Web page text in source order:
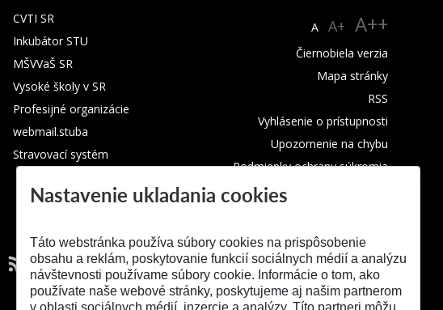
CVTI SR
Inkubátor STU
MŠVVaŠ SR
Vysoké školy v SR
Profesijné organizácie
webmail.stuba
Stravovací systém
A A+ A++
Čiernobiela verzia
Mapa stránky
RSS
Vyhlásenie o prístupnosti
Upozornenie na chybu
Podmienky ochrany súkromia
Nastavenie ukladania cookies
Táto webstránka používa súbory cookies na prispôsobenie
obsahu a reklám, poskytovanie funkcií sociálnych médií a analýzu
návštevnosti používame súbory cookie. Informácie o tom, ako
používate naše webové stránky, poskytujeme aj našim partnerom
v oblasti sociálnych médií, inzercie a analýzy. Títo partneri môžu